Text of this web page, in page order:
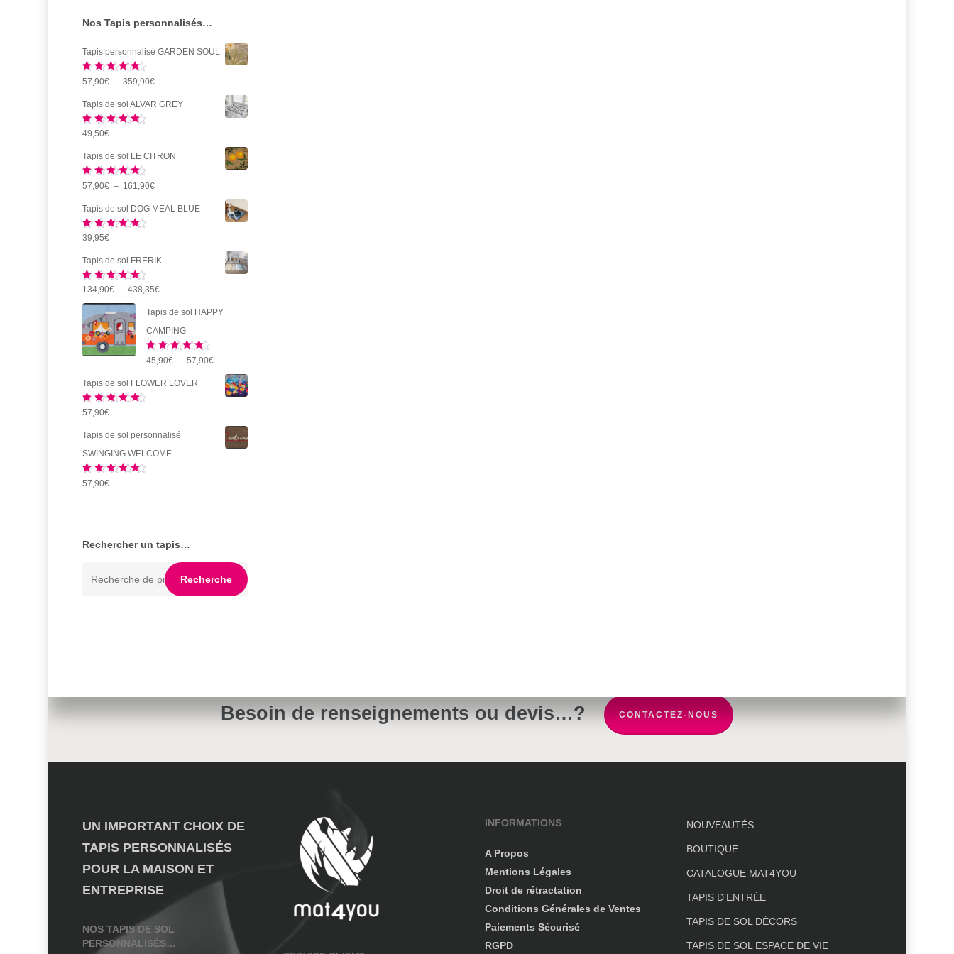
Nos Tapis personnalisés…
Tapis personnalisé GARDEN SOUL
Note 5.00
sur 5
57,90€ – 359,90€Plage
de
à
Tapis de sol ALVAR GREY
Note
sur 5
49,50€
Tapis de sol LE CITRON
Note 5.00
sur 5
57,90€ – 161,90€Plage
de
à
Tapis de sol DOG MEAL BLUE
Note
sur 5
39,95€
Tapis de sol FRERIK
Note 5.00
sur 5
134,90€ – 438,35€Plage
de
prix :
134,90€
à
438,35€
Tapis de sol HAPPY
CAMPING
Note 5.00
sur 5
45,90€ – 57,90€Plage
prix :
57,90€
Tapis de sol FLOWER LOVER
Note
sur 5
57,90€
Tapis de sol personnalisé
SWINGING WELCOME
Note
sur 5
57,90€
Rechercher un tapis…
Recherche
Besoin de renseignements ou devis…? CONTACTEZ-NOUS
UN IMPORTANT CHOIX DE
TAPIS PERSONNALISÉS
POUR LA MAISON ET
ENTREPRISE
NOS TAPIS DE SOL
PERSONNALISÉS…
INFORMATIONS
A Propos
Mentions Légales
Droit de rétractation
Conditions Générales de Ventes
Paiements Sécurisé
RGPD
NOUVEAUTÉS
BOUTIQUE
CATALOGUE MAT4YOU
TAPIS D’ENTRÉE
TAPIS DE SOL DÉCORS
TAPIS DE SOL ESPACE DE VIE